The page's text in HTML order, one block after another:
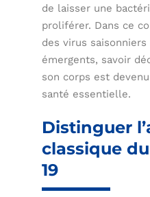
de laisser une
proliférer. Dans ce
des virus
émergents, savoir
son corps est
santé essentielle.
Distinguer
classique
19